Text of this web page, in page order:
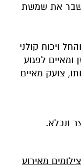
ושבר את שמשת
ויכוח קולני
לפגוע
צועק מאיים
ונכלא.
מאירוע